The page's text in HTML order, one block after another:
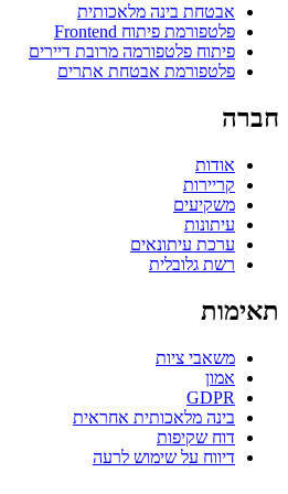
אבטחת בינה מלאכותית
פלטפורמת פיתוח Frontend
פיתוח פלטפורמה מרובת דיירים
פלטפורמת אבטחת אתרים
חברה
אודות
קריירות
משקיעים
עיתונות
ערכת עיתונאים
רשת גלובלית
תאימות
משאבי ציות
אמון
GDPR
בינה מלאכותית אחראית
דוח שקיפות
דיווח על שימוש לרעה